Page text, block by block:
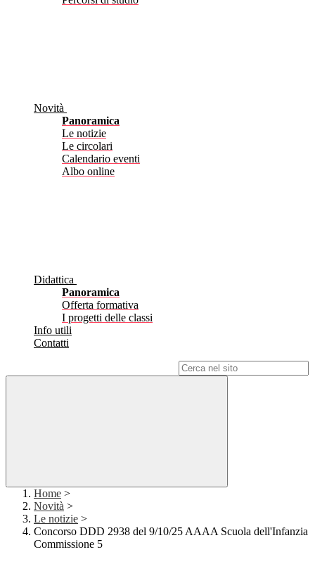
Novità
Panoramica
Le notizie
Le circolari
Calendario eventi
Albo online
Didattica
Panoramica
Offerta formativa
I progetti delle classi
Info utili
Contatti
Home >
Novità >
Le notizie >
Concorso DDD 2938 del 9/10/25 AAAA Scuola dell'Infanzia
Commissione 5